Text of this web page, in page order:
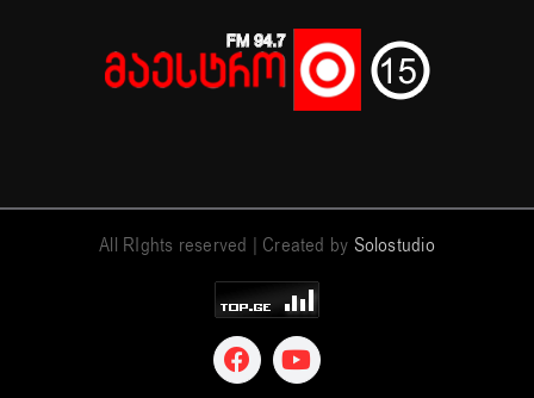
All RIghts reserved | Created by Solostudio
FacebookYouTube